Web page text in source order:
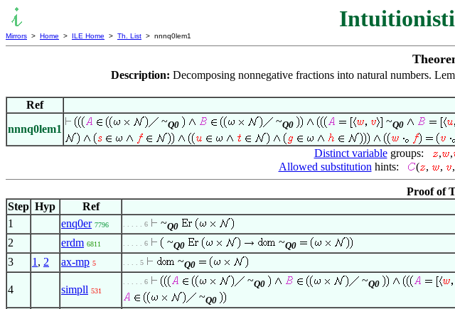
Mirrors > Home > ILE Home > Th. List > nnnq0lem1
Description: Decomposing nonnegative fractions into natural numbers.
Ref
nnnq0lem1
~Q0 ~Q0 ~Q0
Distinct variablegroups: , ,
Allowed substitution hints: ( , , ,
Proof of
Step Hyp Ref
1
enq0er 7796 . . . . . 6 ~Q0
2 erdm 6811 . . . . . 6 ~Q0 ~Q0
3 1 , 2 ax-mp 5 . . . . 5 ~Q0
4 simpll 531
. . . . . 6 ~Q0 ~Q0
~Q0